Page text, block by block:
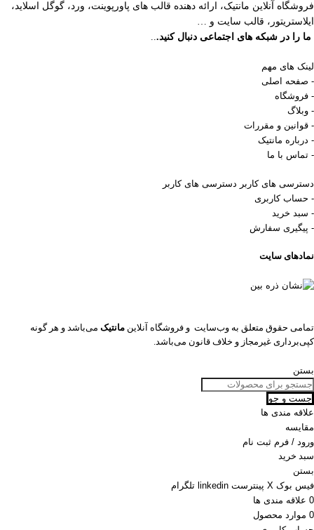
فروشگاه آنلاین مانتیک، ارائه دهنده قالب های پاورپوینت، ورد، گوگل اسلاید،
ایلاستریتور، قالب سایت و …
ما را در شبکه های اجتماعی دنبال کنید...
لینک های مهم
- صفحه اصلی
- فروشگاه
- وبلاگ
- قوانین و مقررات
- درباره مانتیک
- تماس با ما
دسترسی های کاربر دسترسی های کاربر
- حساب کاربری
- سبد خرید
- پیگیری سفارش
نمادهای سایت
تمامی حقوق متعلق به وب‌سایت و فروشگاه‌ آنلاین مانتیک می‌باشد و هر گونه
کپی‌برداری غیرمجاز و خلاف قانون می‌باشد.
بستن
جست و جو
علاقه مندی ها
مقایسه
ورود / فرم ثبت نام
سبد خرید
بستن
فیس بوک X پینترست linkedin تلگرام
0 علاقه مندی ها
0 موارد محصول